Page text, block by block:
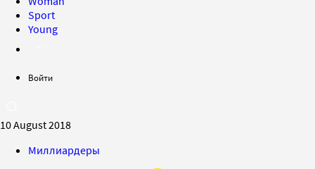
Sport
Young
Войти
10 August 2018
Миллиардеры